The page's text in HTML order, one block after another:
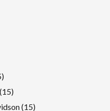
5
produk
1515
produk
1515